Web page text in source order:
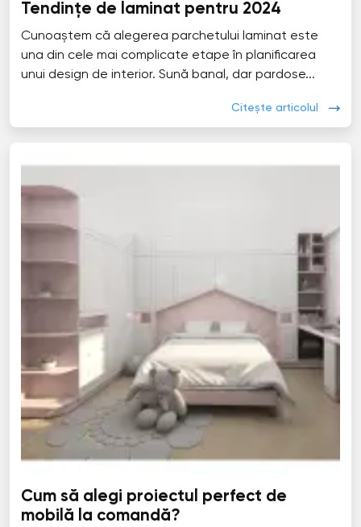
Tendințe de laminat pentru 2024
Cunoaștem că alegerea parchetului laminat este
una din cele mai complicate etape în planificarea
unui design de interior. Sună banal, dar pardose...
Citește articolul
Cum să alegi proiectul perfect de
mobilă la comandă?